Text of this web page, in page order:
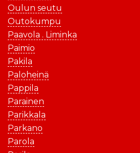
Oulun seutu
Outokumpu
Paavola . Liminka
Paimio
Pakila
Paloheinä
Pappila
Parainen
Parikkala
Parkano
Parola